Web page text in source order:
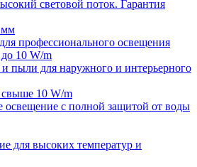
световой поток. Гарантия
мм
профессионального освещения
10 W/m
пыли для наружного и интерьерного
10 W/m
с полной защитой от воды
для высоких температур и